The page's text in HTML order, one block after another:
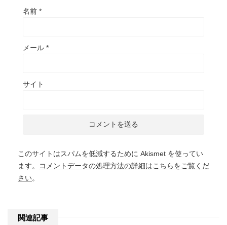
名前 *
メール *
サイト
このサイトはスパムを低減するために Akismet を使ってい
ます。
コメントデータの処理方法の詳細はこちらをご覧くだ
さい。
関連記事